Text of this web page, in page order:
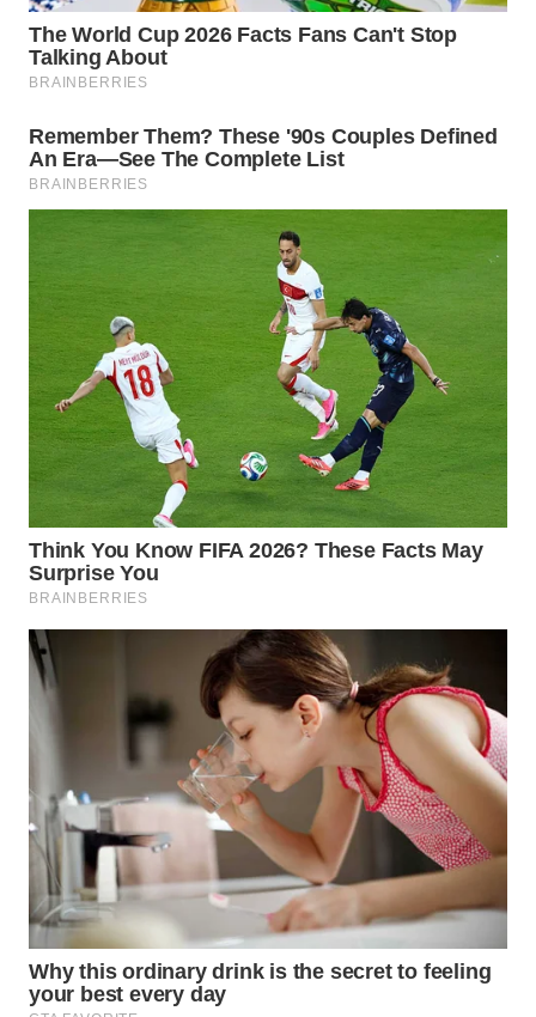
WN
CIANJUR
KEPULAUAN
SERIBU
TANGERANG
WN
BINJAI
WN
CIREBON
WN
INDRAMAYU
WN
MAJALENGKA
SUBANG
WN
SUKABUMI
WN
PURWAKARTA